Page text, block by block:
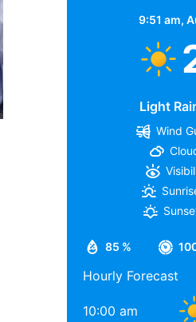
9:51 am,
Light
85 %
Wind
Hourly Forecast
10:00 am